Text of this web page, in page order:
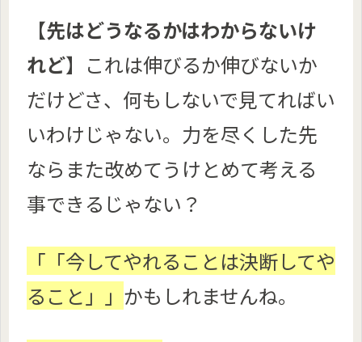
【先はどうなるかはわからないけ
れど】これは伸びるか伸びないか
だけどさ、何もしないで見てればい
いわけじゃない。力を尽くした先
ならまた改めてうけとめて考える
事できるじゃない？
「「今してやれることは決断してや
ること」」 かもしれませんね。